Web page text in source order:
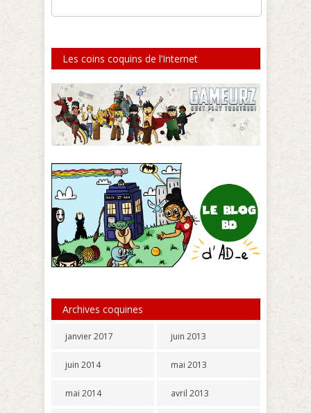
Les coins coquins de l’Internet
Archives coquines
janvier 2017
juin 2014
mai 2014
juin 2013
mai 2013
avril 2013